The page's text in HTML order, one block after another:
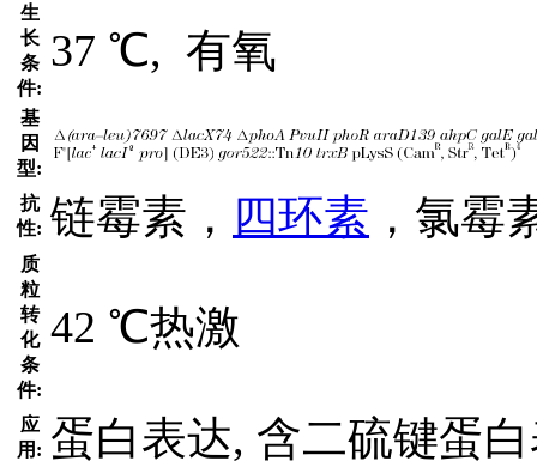
生
长
条
件:
37 ℃, 有氧
基
因
型:
抗
性: 链霉素， 四环素 ，氯霉
质
粒
转
化
条
件:
42 ℃热激
应
用: 蛋白表达, 含二硫键蛋